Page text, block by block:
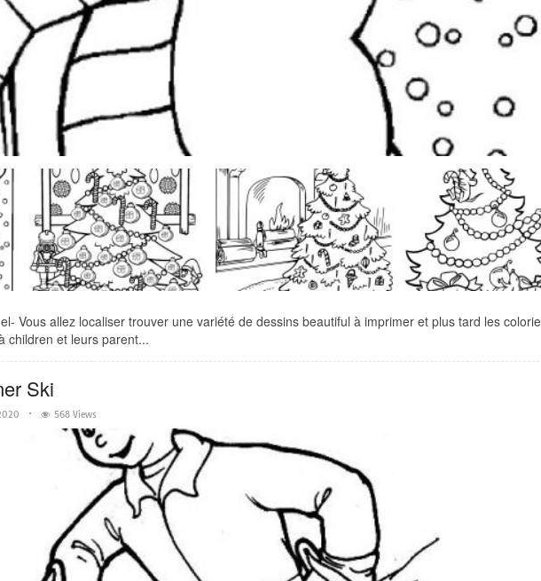
Vous allez localiser trouver une variété de dessins beautiful à imprimer et plus tard les
children et leurs parent...
Ski
568 Views